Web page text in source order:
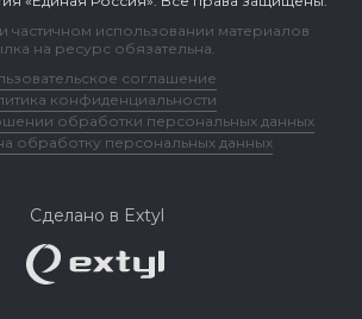
частичном использовании материалов
на ресурс обязательна.
соглашение
конфиденциальности
обработки персональных данных
обработку персональных данных
Сделано в Extyl